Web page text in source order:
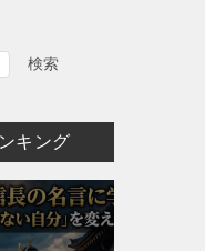
検索
キング